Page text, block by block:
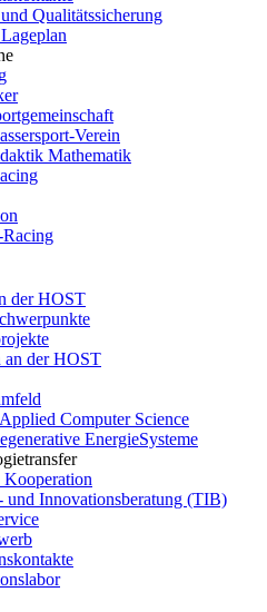
Qualitätssicherung
Verein
Mathematik
der HOST
an der HOST
Computer Science
EnergieSysteme
Kooperation
und Innovationsberatung (TIB)